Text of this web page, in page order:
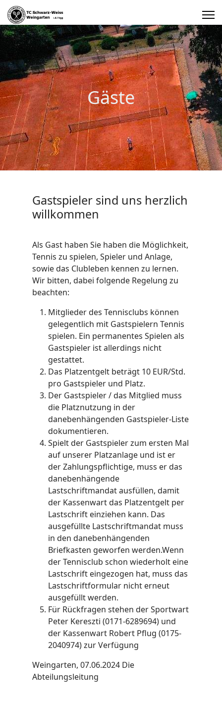
Gäste
Gastspieler sind uns herzlich
willkommen
Als Gast haben Sie haben die Möglichkeit,
Tennis zu spielen, Spieler und Anlage,
sowie das Clubleben kennen zu lernen.
Wir bitten, dabei folgende Regelung zu
beachten:
Mitglieder des Tennisclubs können
gelegentlich mit Gastspielern Tennis
spielen. Ein permanentes Spielen als
Gastspieler ist allerdings nicht
gestattet.
Das Platzentgelt beträgt 10 EUR/Std.
pro Gastspieler und Platz.
Der Gastspieler / das Mitglied muss
die Platznutzung in der
danebenhängenden Gastspieler-Liste
dokumentieren.
Spielt der Gastspieler zum ersten Mal
auf unserer Platzanlage und ist er
der Zahlungspflichtige, muss er das
danebenhängende
Lastschriftmandat ausfüllen, damit
der Kassenwart das Platzentgelt per
Lastschrift einziehen kann. Das
ausgefüllte Lastschriftmandat muss
in den danebenhängenden
Briefkasten geworfen werden.Wenn
der Tennisclub schon wiederholt eine
Lastschrift eingezogen hat, muss das
Lastschriftformular nicht erneut
ausgefüllt werden.
Für Rückfragen stehen der Sportwart
Peter Kereszti (0171-6289694) und
der Kassenwart Robert Pflug (0175-
2040974) zur Verfügung
Weingarten, 07.06.2024 Die
Abteilungsleitung